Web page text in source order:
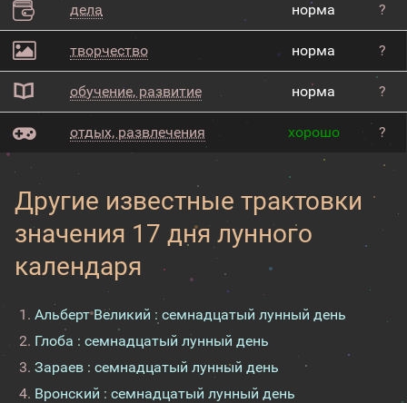
дела норма ?
творчество норма ?
обучение, развитие норма ?
отдых, развлечения хорошо ?
Другие известные трактовки
значения 17 дня лунного
календаря
Альберт Великий : семнадцатый лунный день
Глоба : семнадцатый лунный день
Зараев : семнадцатый лунный день
Вронский : семнадцатый лунный день